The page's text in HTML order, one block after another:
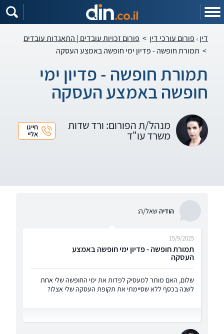
דין פורום עורכי דין > פורום זכויות עובדים | התאגדות עובדים
> תמורת חופשה - פדיון ימי חופשה באמצע העסקה
תמורת חופשה - פדיון ימי
חופשה באמצע העסקה
מנהל/ת הפורום: ורד שדות
משרד עו"ד
חייגו
אליי
הודיהשאל/ה:
תמורת חופשה - פדיון ימי חופשה באמצע
העסקה
15/9/2025
שלום, האם מותר למעסיק לפדות את ימי החופשה שלי אחת
לשנה בכסף ללא שסיימתי את תקופת העסקה שלי אצלו?